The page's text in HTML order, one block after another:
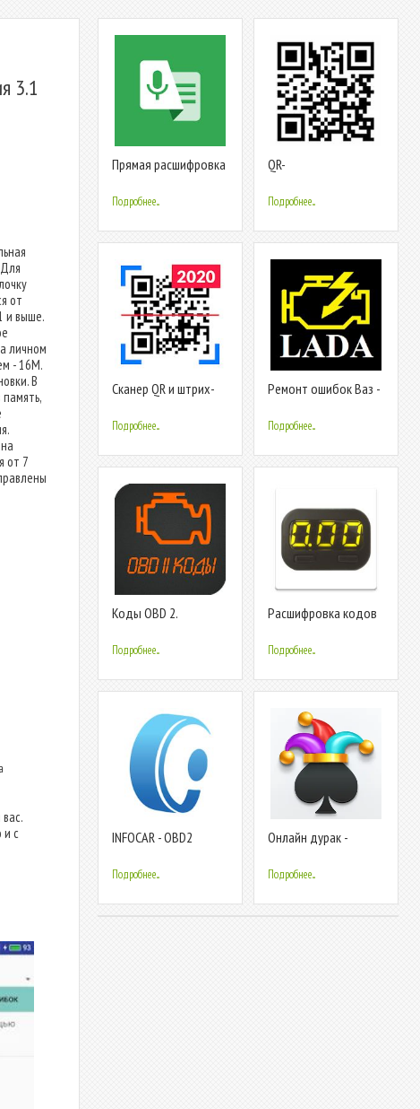
3.1
от
и выше.
личном
- 16M.
В
от 7
и с
Прямая расшифровка
звуках
Подробнее...
QR-
QR CODE(Free)
Подробнее...
Сканер QR и штрих-
кода
Подробнее...
Ремонт ошибок Ваз -
Подробнее...
Коды OBD 2.
ЭБУ.
Подробнее...
Расшифровка кодов
Подробнее...
INFOCAR - OBD2
Диагностика
Подробнее...
Онлайн дурак -
Подробнее...